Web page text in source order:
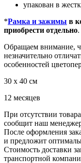
упакован в
*Рамка и зажимы в
приобрести отдельно.
Обращаем внимание,
незначительно
особенностей
30 x 40 см
12 месяцев
При отсутствии
сообщит наш
После оформления
и предложит
Стоимость доставки
транспортной